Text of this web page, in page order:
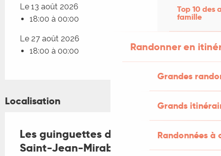
Top 10 des
famille
Randonner en
Grandes
Grands
Randonnées
Le 13 août 2026
18:00 à 00:00
Le 27 août 2026
18:00 à 00:00
Localisation
Les guinguettes de Listours 2026,
Saint-Jean-Mirabel